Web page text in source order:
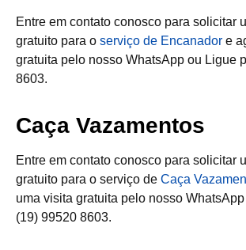
Entre em contato conosco para solicitar
gratuito para o serviço de Encanador e
gratuita pelo nosso WhatsApp ou Ligue
8603.
Caça Vazamentos
Entre em contato conosco para solicitar
gratuito para o serviço de Caça
uma visita gratuita pelo nosso
(19) 99520 8603.